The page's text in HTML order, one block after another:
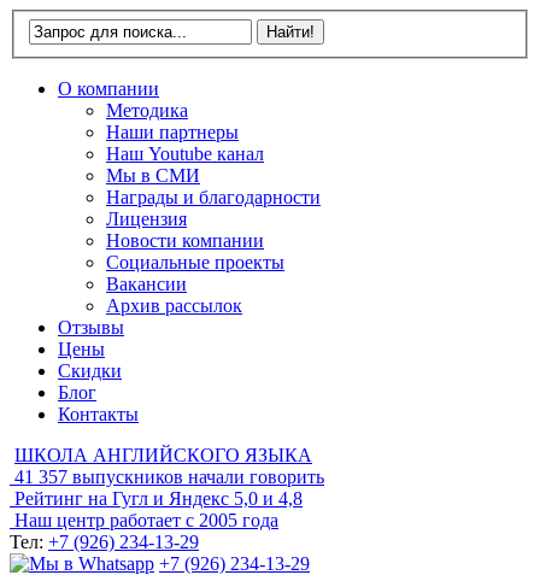
О компании
Методика
Наши партнеры
Наш Youtube канал
Мы в СМИ
Награды и благодарности
Лицензия
Новости компании
Социальные проекты
Вакансии
Архив рассылок
Отзывы
Цены
Скидки
Блог
Контакты
ШКОЛА АНГЛИЙСКОГО ЯЗЫКА
41 357 выпускников начали говорить
Рейтинг на Гугл и Яндекс 5,0 и 4,8
Наш центр работает с 2005 года
Тел: +7 (926) 234-13-29
+7 (926) 234-13-29